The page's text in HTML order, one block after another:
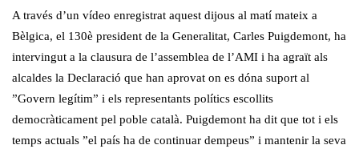
A través d’un vídeo enregistrat aquest dijous al matí mateix a
Bèlgica, el 130è president de la Generalitat, Carles Puigdemont, ha
intervingut a la clausura de l’assemblea de l’AMI i ha agraït als
alcaldes la Declaració que han aprovat on es dóna suport al
”Govern legítim” i els representants polítics escollits
democràticament pel poble català. Puigdemont ha dit que tot i els
temps actuals ”el país ha de continuar dempeus” i mantenir la seva